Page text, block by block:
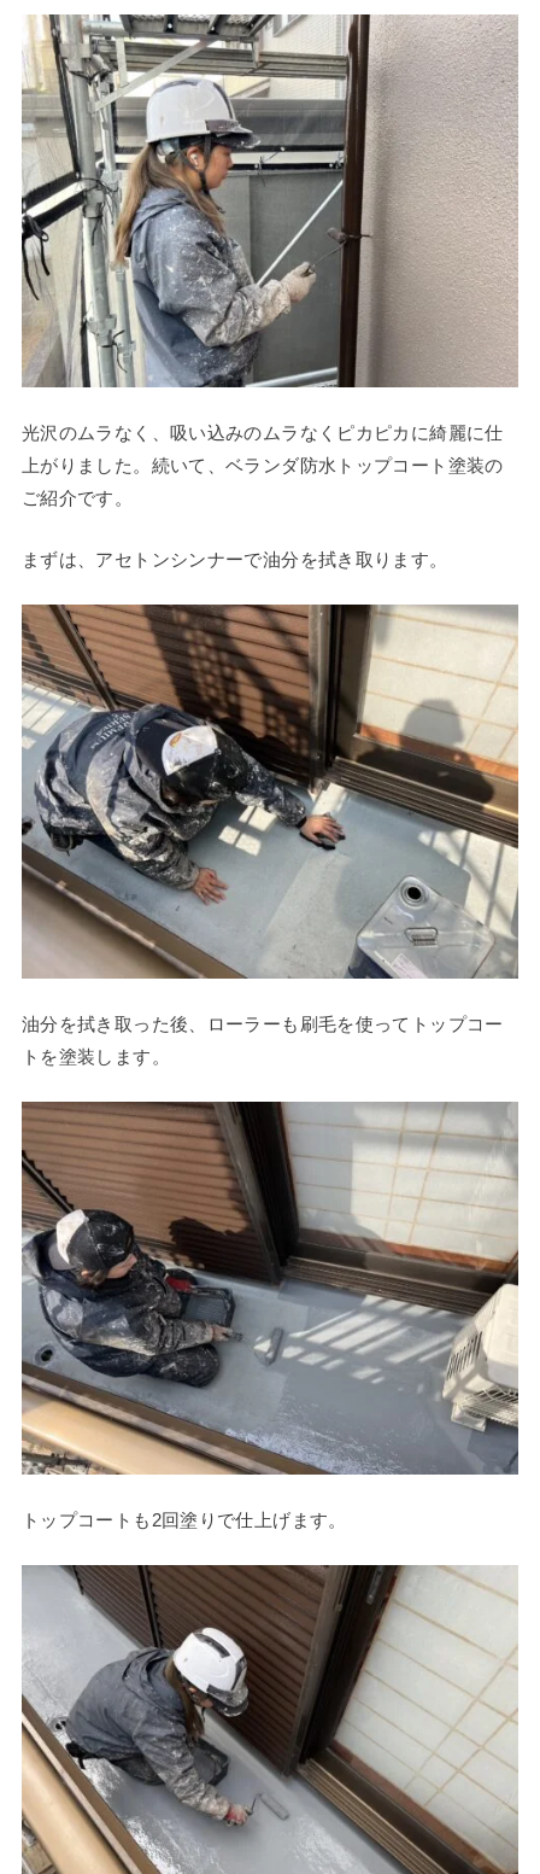
光沢のムラなく、吸い込みのムラなくピカピカに綺麗に仕
上がりました。続いて、ベランダ防水トップコート塗装の
ご紹介です。
まずは、アセトンシンナーで油分を拭き取ります。
油分を拭き取った後、ローラーも刷毛を使ってトップコー
トを塗装します。
トップコートも2回塗りで仕上げます。